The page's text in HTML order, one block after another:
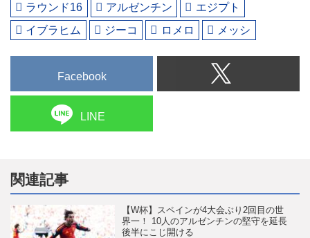
ラウンド16
アルゼンチン
エジプト
イブラヒム
ジーコ ロメロ メッシ
Facebook
LINE
関連記事
【W杯】スペインが4大会ぶり2回目の世
界一！ 10人のアルゼンチンの堅守を延長
後半にこじ開ける